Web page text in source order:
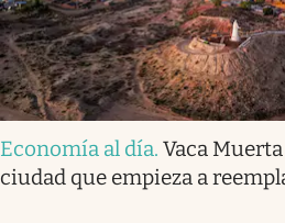
Economía al día. Vaca
ciudad que empieza a